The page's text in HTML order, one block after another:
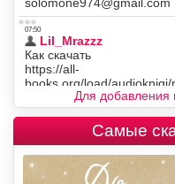
Для добавления
Самые